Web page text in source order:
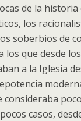
de la
los
soberbios de
los que desde
a la Iglesia
consideraba
casos,